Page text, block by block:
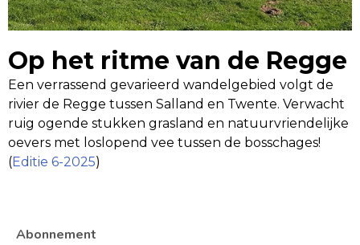
Op het ritme van de Regge
Een verrassend gevarieerd wandelgebied volgt de
rivier de Regge tussen Salland en Twente. Verwacht
ruig ogende stukken grasland en natuurvriendelijke
oevers met loslopend vee tussen de bosschages!
(Editie 6-2025)
Abonnement